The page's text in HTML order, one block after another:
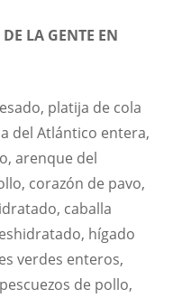
LA GENTE EN
platija de cola
del Atlántico entera,
arenque del
corazón de pavo,
caballa
hígado
verdes enteros,
de pollo,